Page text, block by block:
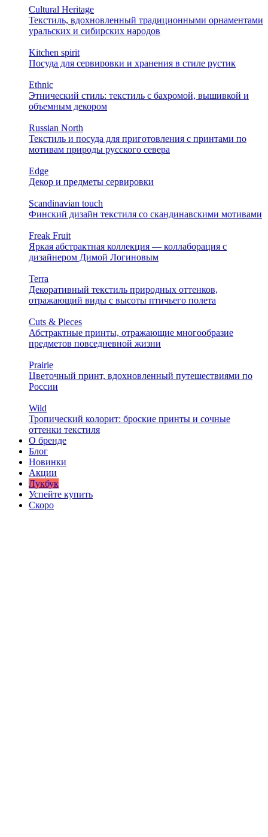
Cultural Heritage
Текстиль, вдохновленный традиционными орнаментами
уральских и сибирских народов
Kitchen spirit
Посуда для сервировки и хранения в стиле рустик
Ethnic
Этнический стиль: текстиль с бахромой, вышивкой и
объемным декором
Russian North
Текстиль и посуда для приготовления с принтами по
мотивам природы русского севера
Edge
Декор и предметы сервировки
Scandinavian touch
Финский дизайн текстиля со скандинавскими мотивами
Freak Fruit
Яркая абстрактная коллекция — коллаборация с
дизайнером Димой Логиновым
Terra
Декоративный текстиль природных оттенков,
отражающий виды с высоты птичьего полета
Cuts & Pieces
Абстрактные принты, отражающие многообразие
предметов повседневной жизни
Prairie
Цветочный принт, вдохновленный путешествиями по
России
Wild
Тропический колорит: броские принты и сочные
оттенки текстиля
О бренде
Блог
Новинки
Акции
Лукбук
Успейте купить
Скоро